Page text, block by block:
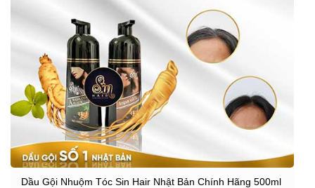
Dầu Gội Nhuộm Tóc Sin Hair Nhật Bản Chính Hãng 500ml